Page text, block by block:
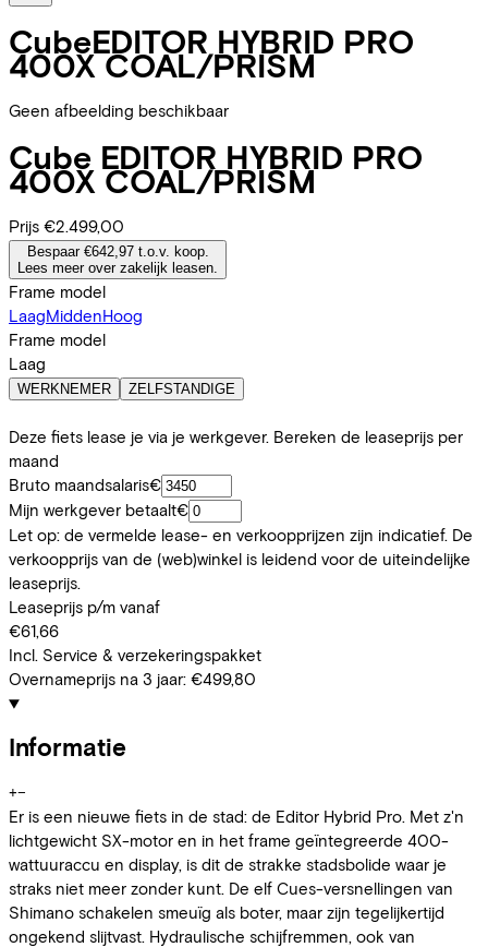
CubeEDITOR HYBRID PRO
400X COAL/PRISM
Geen afbeelding beschikbaar
Cube EDITOR HYBRID PRO
400X COAL/PRISM
Prijs €2.499,00
Bespaar €642,97 t.o.v. koop.
Lees meer over zakelijk leasen.
Frame model
LaagMiddenHoog
Frame model
Laag
WERKNEMER ZELFSTANDIGE
Deze fiets lease je via je werkgever. Bereken de leaseprijs per
maand
Bruto maandsalaris€
Mijn werkgever betaalt€
Let op: de vermelde lease- en verkoopprijzen zijn indicatief. De
verkoopprijs van de (web)winkel is leidend voor de uiteindelijke
leaseprijs.
Leaseprijs p/m vanaf
€61,66
Incl. Service & verzekeringspakket
Overnameprijs na 3 jaar: €499,80
Informatie
+−
Er is een nieuwe fiets in de stad: de Editor Hybrid Pro. Met z'n
lichtgewicht SX-motor en in het frame geïntegreerde 400-
wattuuraccu en display, is dit de strakke stadsbolide waar je
straks niet meer zonder kunt. De elf Cues-versnellingen van
Shimano schakelen smeuïg als boter, maar zijn tegelijkertijd
ongekend slijtvast. Hydraulische schijfremmen, ook van